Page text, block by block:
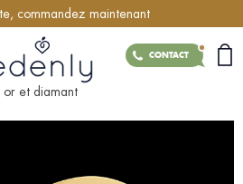
commandez maintenant
CONTACT
or et diamant